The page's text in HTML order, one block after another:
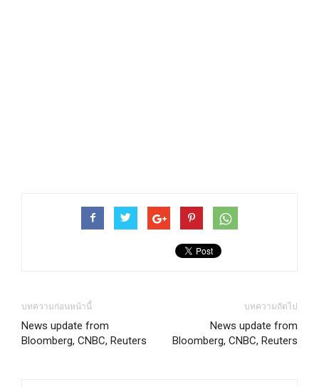
บทความก่อนหน้านี้
News update from
Bloomberg, CNBC, Reuters
บทความถัดไป
News update from
Bloomberg, CNBC, Reuters